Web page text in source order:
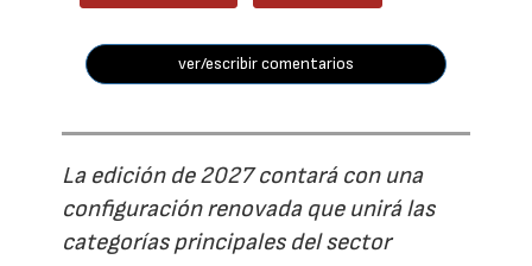
ver/escribir comentarios
La edición de 2027 contará con una
configuración renovada que unirá las
categorías principales del sector